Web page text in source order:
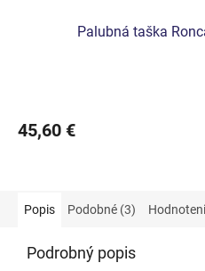
Palubná taška
45,60 €
Popis Podobné (3)
Podrobný popis